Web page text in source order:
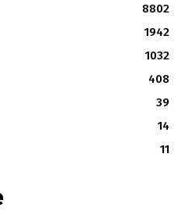
8802
1942
1032
408
39
14
11